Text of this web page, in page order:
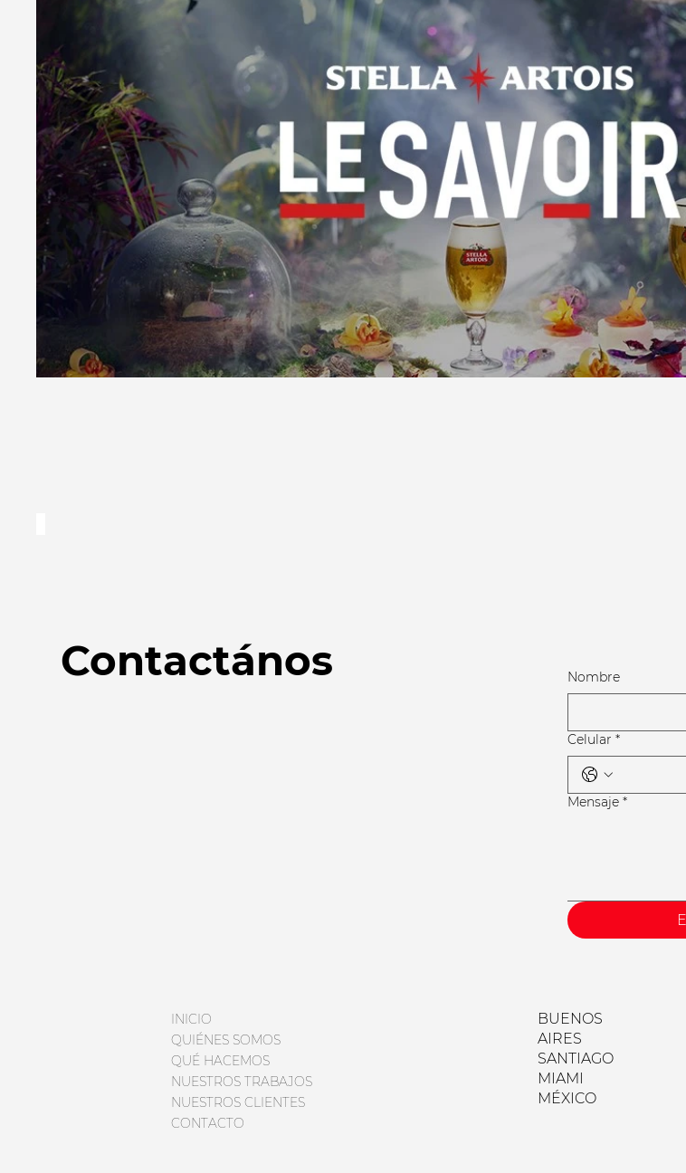
Contactános Nombre
Celular *
Mensaje *
INICIO
QUIÉNES SOMOS
QUÉ HACEMOS
NUESTROS TRABAJOS
NUESTROS CLIENTES
CONTACTO
BUENOS
AIRES
SANTIAGO
MIAMI
MÉXICO